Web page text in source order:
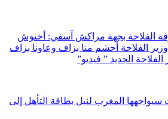
الفلاحة بجهة مراكش آسفي: أخنوش
الفلاحة أحشم منا بزاف وعاونا بزاف
الجديد ” فيديو”
المغرب لنيل بطاقة التأهل إلى